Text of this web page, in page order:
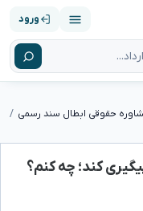
ورود
حقوقی ابطال سند رسمی
کند؛ چه کنم؟